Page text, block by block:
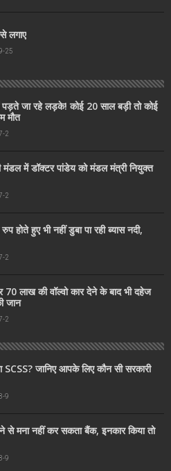
लगाए
25
पड़ते जा रहे लड़के! कोई 20 साल बड़ी तो कोई
मौत
2
मंडल में डॉक्टर पांडेय को मंडल मंत्री नियुक्त
2
होते हुए भी नहीं डुबा पा रही ब्यास नदी,
2
लाख की वॉल्‍वो कार देने के बाद भी दहेज
जान
2
SCSS? जानिए आपके लिए कौन सी सरकारी
9
मना नहीं कर सकता बैंक, इनकार किया तो
9